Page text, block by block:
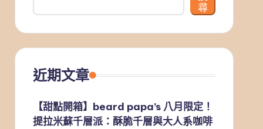
尋
近期文章
【甜點開箱】beard papa’s 八月限定！
提拉米蘇千層派：酥脆千層與大人系咖啡